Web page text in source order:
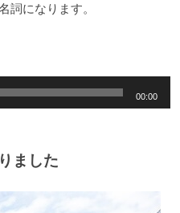
詞になります。
00:00
ました